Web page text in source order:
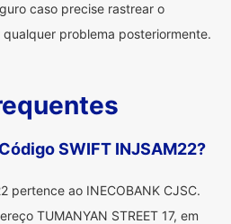
caso precise rastrear o
problema posteriormente.
SWIFT INJSAM22?
pertence ao INECOBANK CJSC.
TUMANYAN STREET 17, em